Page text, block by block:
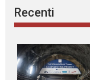
Recenti